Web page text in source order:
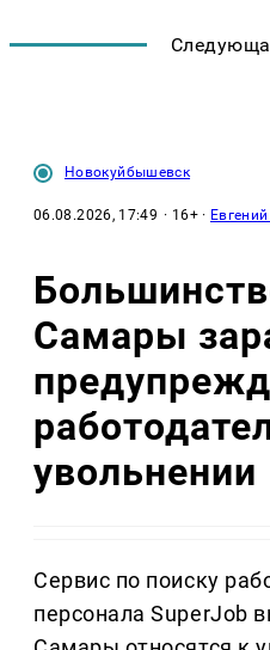
Новокуйбышевск
06.08.2026, 17:49 · 16+ ·
Самары
увольнении
Сервис по поиску
персонала SuperJob